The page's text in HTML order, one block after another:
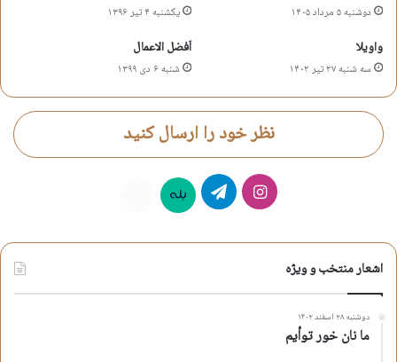
دوشنبه ۵ مرداد ۱۴۰۵ یکشنبه ۴ تیر ۱۳۹۶
واویلا
سه شنبه ۲۷ تیر ۱۴۰۲
اَفضل الاعمال
شنبه ۶ دی ۱۳۹۹
نظر خود را ارسال کنید
اینستاگرامتلگرام بله
اشعار منتخب و ویژه
دوشنبه ۲۸ اسفند ۱۴۰۲
ما نان خور توأیم